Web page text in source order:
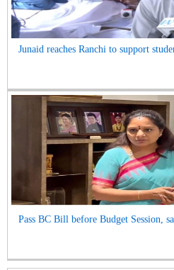
Junaid reaches Ranchi to support
Pass BC Bill before Budget Session,